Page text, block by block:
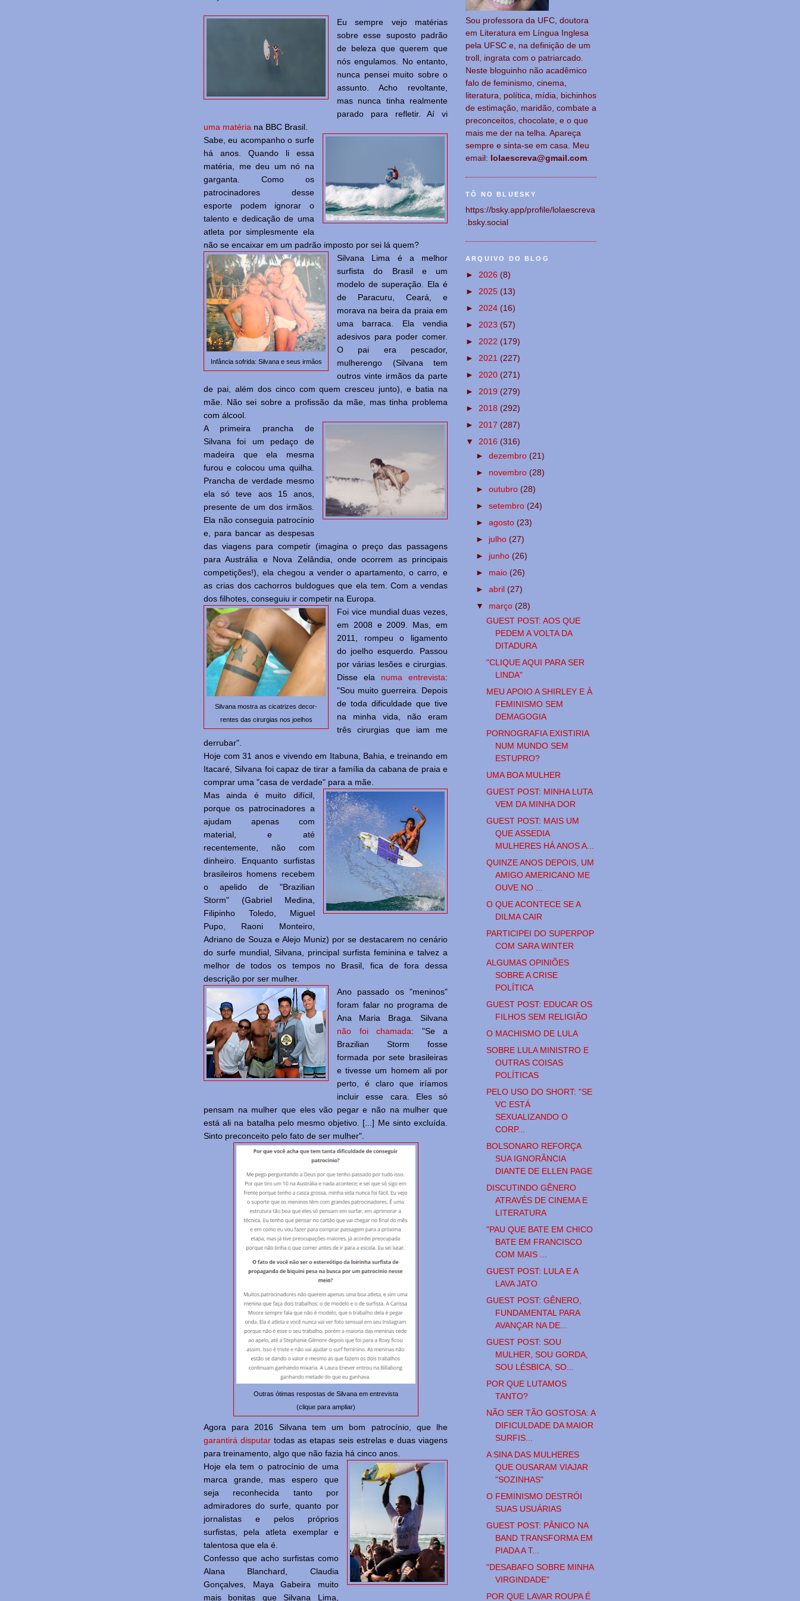
Eu sempre vejo matérias
sobre esse suposto padrão
de beleza que querem que
nós engulamos. No entanto,
nunca pensei muito sobre o
assunto. Acho revoltante,
mas nunca tinha realmente
parado para refletir. Aí vi
uma matéria na BBC Brasil.
Sabe, eu acompanho o surfe
há anos. Quando li essa
matéria, me deu um nó na
garganta. Como os
patrocinadores desse
esporte podem ignorar o
talento e dedicação de uma
atleta por simplesmente ela
não se encaixar em um padrão imposto por sei lá quem?
Infância sofrida: Silvana e seus irmãos
Silvana Lima é a melhor
surfista do Brasil e um
modelo de superação. Ela é
de Paracuru, Ceará, e
morava na beira da praia em
uma barraca. Ela vendia
adesivos para poder comer.
O pai era pescador,
mulherengo (Silvana tem
outros vinte irmãos da parte
de pai, além dos cinco com quem cresceu junto), e batia na
mãe. Não sei sobre a profissão da mãe, mas tinha problema
com álcool.
A primeira prancha de
Silvana foi um pedaço de
madeira que ela mesma
furou e colocou uma quilha.
Prancha de verdade mesmo
ela só teve aos 15 anos,
presente de um dos irmãos.
Ela não conseguia patrocínio
e, para bancar as despesas
das viagens para competir (imagina o preço das passagens
para Austrália e Nova Zelândia, onde ocorrem as principais
competições!), ela chegou a vender o apartamento, o carro, e
as crias dos cachorros buldogues que ela tem. Com a vendas
dos filhotes, conseguiu ir competir na Europa.
Silvana mostra as cicatrizes decor-
rentes das cirurgias nos joelhos
Foi vice mundial duas vezes,
em 2008 e 2009. Mas, em
2011, rompeu o ligamento
do joelho esquerdo. Passou
por várias lesões e cirurgias.
Disse ela numa entrevista:
"Sou muito guerreira. Depois
de toda dificuldade que tive
na minha vida, não eram
três cirurgias que iam me
derrubar".
Hoje com 31 anos e vivendo em Itabuna, Bahia, e treinando em
Itacaré, Silvana foi capaz de tirar a família da cabana de praia e
comprar uma "casa de verdade" para a mãe.
Mas ainda é muito difícil,
porque os patrocinadores a
ajudam apenas com
material, e até
recentemente, não com
dinheiro. Enquanto surfistas
brasileiros homens recebem
o apelido de "Brazilian
Storm" (Gabriel Medina,
Filipinho Toledo, Miguel
Pupo, Raoni Monteiro,
Adriano de Souza e Alejo Muniz) por se destacarem no cenário
do surfe mundial, Silvana, principal surfista feminina e talvez a
melhor de todos os tempos no Brasil, fica de fora dessa
descrição por ser mulher.
Ano passado os "meninos"
foram falar no programa de
Ana Maria Braga. Silvana
não foi chamada: "Se a
Brazilian Storm fosse
formada por sete brasileiras
e tivesse um homem ali por
perto, é claro que iríamos
incluir esse cara. Eles só
pensam na mulher que eles vão pegar e não na mulher que
está ali na batalha pelo mesmo objetivo. [...] Me sinto excluída.
Sinto preconceito pelo fato de ser mulher".
Outras ótimas respostas de Silvana em entrevista
(clique para ampliar)
Agora para 2016 Silvana tem um bom patrocínio, que lhe
garantirá disputar todas as etapas seis estrelas e duas viagens
para treinamento, algo que não fazia há cinco anos.
Hoje ela tem o patrocínio de uma
marca grande, mas espero que
seja reconhecida tanto por
admiradores do surfe, quanto por
jornalistas e pelos próprios
surfistas, pela atleta exemplar e
talentosa que ela é.
Confesso que acho surfistas como
Alana Blanchard, Claudia
Gonçalves, Maya Gabeira muito
mais bonitas que Silvana Lima,
Sou professora da UFC, doutora
em Literatura em Língua Inglesa
pela UFSC e, na definição de um
troll, ingrata com o patriarcado.
Neste bloguinho não acadêmico
falo de feminismo, cinema,
literatura, política, mídia, bichinhos
de estimação, maridão, combate a
preconceitos, chocolate, e o que
mais me der na telha. Apareça
sempre e sinta-se em casa. Meu
email: lolaescreva@gmail.com
TÔ NO BLUESKY
https://bsky.app/profile/lolaescreva
.bsky.social
ARQUIVO DO BLOG
► 2026 (8)
► 2025 (13)
► 2024 (16)
► 2023 (57)
► 2022 (179)
► 2021 (227)
► 2020 (271)
► 2019 (279)
► 2018 (292)
► 2017 (287)
▼ 2016 (316)
► dezembro (21)
► novembro (28)
► outubro (28)
► setembro (24)
► agosto (23)
► julho (27)
► junho (26)
► maio (26)
► abril (27)
▼ março (28)
GUEST POST: AOS QUE
PEDEM A VOLTA DA
DITADURA
"CLIQUE AQUI PARA SER
LINDA"
MEU APOIO A SHIRLEY E À
FEMINISMO SEM
DEMAGOGIA
PORNOGRAFIA EXISTIRIA
NUM MUNDO SEM
ESTUPRO?
UMA BOA MULHER
GUEST POST: MINHA LUTA
VEM DA MINHA DOR
GUEST POST: MAIS UM
QUE ASSEDIA
MULHERES HÁ ANOS A...
QUINZE ANOS DEPOIS, UM
AMIGO AMERICANO ME
OUVE NO ...
O QUE ACONTECE SE A
DILMA CAIR
PARTICIPEI DO SUPERPOP
COM SARA WINTER
ALGUMAS OPINIÕES
SOBRE A CRISE
POLÍTICA
GUEST POST: EDUCAR OS
FILHOS SEM RELIGIÃO
O MACHISMO DE LULA
SOBRE LULA MINISTRO E
OUTRAS COISAS
POLÍTICAS
PELO USO DO SHORT: "SE
VC ESTÁ
SEXUALIZANDO O
CORP...
BOLSONARO REFORÇA
SUA IGNORÂNCIA
DIANTE DE ELLEN PAGE
DISCUTINDO GÊNERO
ATRAVÉS DE CINEMA E
LITERATURA
"PAU QUE BATE EM CHICO
BATE EM FRANCISCO
COM MAIS ...
GUEST POST: LULA E A
LAVA JATO
GUEST POST: GÊNERO,
FUNDAMENTAL PARA
AVANÇAR NA DE...
GUEST POST: SOU
MULHER, SOU GORDA,
SOU LÉSBICA, SO...
POR QUE LUTAMOS
TANTO?
NÃO SER TÃO GOSTOSA: A
DIFICULDADE DA MAIOR
SURFIS...
A SINA DAS MULHERES
QUE OUSARAM VIAJAR
"SOZINHAS"
O FEMINISMO DESTRÓI
SUAS USUÁRIAS
GUEST POST: PÂNICO NA
BAND TRANSFORMA EM
PIADA A T...
"DESABAFO SOBRE MINHA
VIRGINDADE"
POR QUE LAVAR ROUPA É